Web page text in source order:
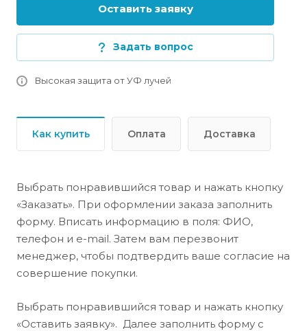
Оставить заявку
Задать вопрос
Высокая защита от УФ лучей
Как купить Оплата Доставка
Выбрать понравившийся товар и нажать кнопку
«Заказать». При оформлении заказа заполнить
форму. Вписать информацию в поля: ФИО,
телефон и e-mail. Затем вам перезвонит
менеджер, чтобы подтвердить ваше согласие на
совершение покупки.
Выбрать понравившийся товар и нажать кнопку
«Оставить заявку». Далее заполнить форму с